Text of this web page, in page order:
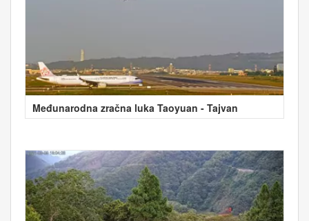
Međunarodna zračna luka Taoyuan - Tajvan